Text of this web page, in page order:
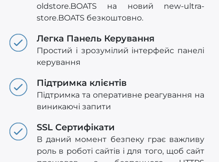
oldstore.BOATS на новий new-ultra-
store.BOATS безкоштовно.
Легка Панель Керування
Простий і зрозумілий інтерфейс панелі
керування
Підтримка клієнтів
Підтримка та оперативне реагування на
виникаючі запити
SSL Сертифікати
В даний момент безпеку грає важливу
роль в роботі сайтів і для того, щоб сайт